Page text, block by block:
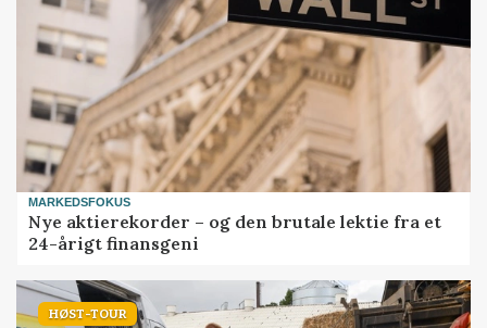
MARKEDSFOKUS
Nye aktierekorder – og den brutale lektie fra et
24-årigt finansgeni
HØST-TOUR